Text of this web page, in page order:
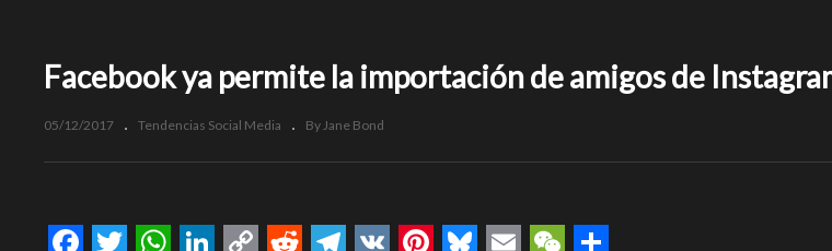
Facebook ya permite la importación de amigos de
05/12/2017 Tendencias Social Media By Jane Bond